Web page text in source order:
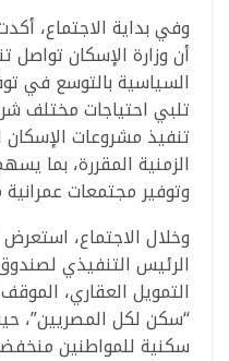
وفي بداية الاجتماع،
أن وزارة الإسكان تواصل
السياسية بالتوسع في
تلبي احتياجات مختلف
تنفيذ مشروعات
الزمنية المقررة، بما
وتوفير مجتمعات
وخلال الاجتماع،
الرئيس التنفيذي
التمويل العقاري،
سكنية للمواطنين